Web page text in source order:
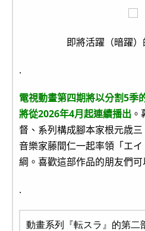
即將活躍（暗躍
.
電視動畫第四期將以分割5季
將從2026年4月起連續播出
督、系列構成腳本家根元歳
音樂家藤間仁一起率領「エ
綱。喜歡這部作品的朋友們可
.
動畫系列『転スラ』的第二